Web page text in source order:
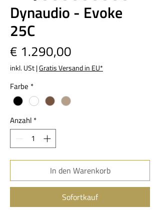
Dynaudio - Evoke
25C
€ 1.290,00
inkl. USt|Gratis Versand in EU*
Farbe *
Anzahl *
In den Warenkorb
Sofortkauf